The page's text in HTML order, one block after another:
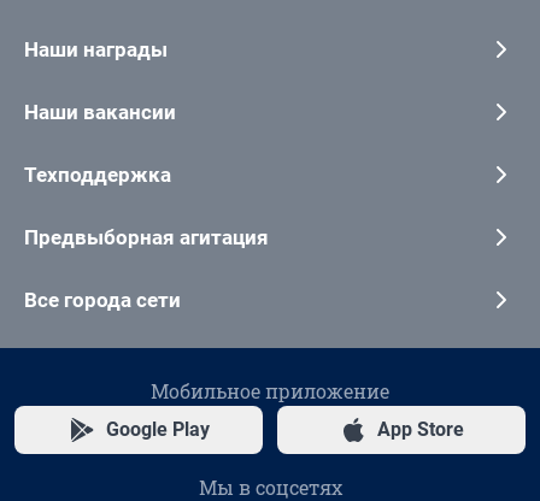
Наши награды
Наши вакансии
Техподдержка
Предвыборная агитация
Все города сети
Мобильное приложение
Google Play App Store
Мы в соцсетях